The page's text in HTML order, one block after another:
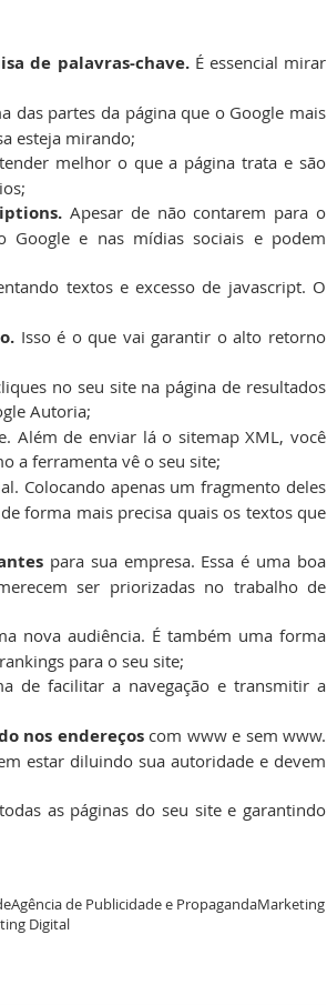
de palavras-chave. É essencial mirar
das partes da página que o Google mais
esteja mirando;
melhor o que a página trata e são
Apesar de não contarem para o
Google e nas mídias sociais e podem
Isso é o que vai garantir o alto retorno
no seu site na página de resultados
Autoria;
Além de enviar lá o sitemap XML, você
a ferramenta vê o seu site;
Colocando apenas um fragmento deles
forma mais precisa quais os textos que
para sua empresa. Essa é uma boa
ser priorizadas no trabalho de
nova audiência. É também uma forma
para o seu site;
de facilitar a navegação e transmitir a
nos endereços com www e sem www.
estar diluindo sua autoridade e devem
as páginas do seu site e garantindo
Agência de Publicidade e PropagandaMarketing
Digital